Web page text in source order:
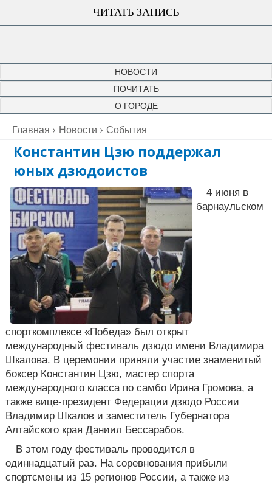
ЧИТАТЬ ЗАПИСЬ
НОВОСТИ
ПОЧИТАТЬ
О ГОРОДЕ
Главная Новости События
Константин Цзю поддержал
юных дзюдоистов
4 июня в
барнаульском
спорткомплексе «Победа» был открыт
международный фестиваль дзюдо имени Владимира
Шкалова. В церемонии приняли участие знаменитый
боксер Константин Цзю, мастер спорта
международного класса по самбо Ирина Громова, а
также вице-президент Федерации дзюдо России
Владимир Шкалов и заместитель Губернатора
Алтайского края Даниил Бессарабов.
В этом году фестиваль проводится в
одиннадцатый раз. На соревнования прибыли
спортсмены из 15 регионов России, а также из